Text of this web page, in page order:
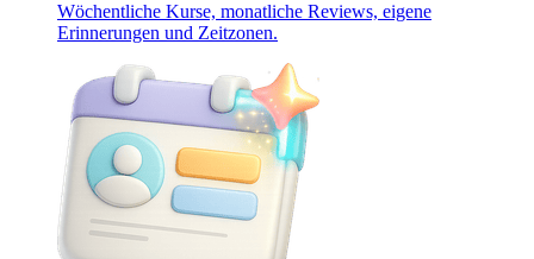
Wöchentliche Kurse, monatliche Reviews, eigene
Erinnerungen und Zeitzonen.